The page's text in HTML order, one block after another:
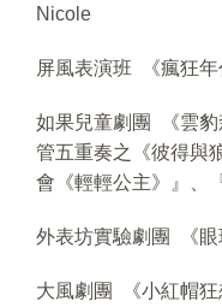
Nicole
屏風表演班 《瘋狂年
如果兒童劇團 《雲
管五重奏之《彼得與
會《輕輕公主》』、
外表坊實驗劇團 《眼
大風劇團 《小紅帽